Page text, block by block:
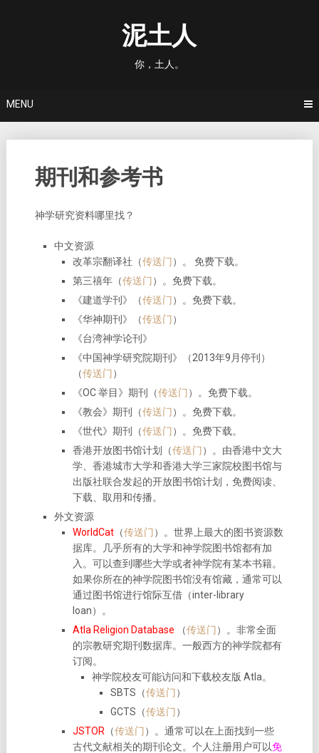
泥土人
你，土人。
MENU
期刊和参考书
神学研究资料哪里找？
中文资源
改革宗翻译社（传送门）。 免费下载。
第三禧年（传送门）。免费下载。
《建道学刊》（传送门）。免费下载。
《华神期刊》（传送门）
《台湾神学论刊》
《中国神学研究院期刊》（2013年9月停刊）
（传送门）
《OC 举目》期刊（传送门）。免费下载。
《教会》期刊（传送门）。免费下载。
《世代》期刊（传送门）。免费下载。
香港开放图书馆计划（传送门）。由香港中文大
学、香港城市大学和香港大学三家院校图书馆与
出版社联合发起的开放图书馆计划，免费阅读、
下载、取用和传播。
外文资源
WorldCat （传送门）。世界上最大的图书资源数
据库。几乎所有的大学和神学院图书馆都有加
入。可以查到哪些大学或者神学院有某本书籍。
如果你所在的神学院图书馆没有馆藏，通常可以
通过图书馆进行馆际互借（inter-library
loan）。
Atla Religion Database （传送门）。非常全面
的宗教研究期刊数据库。一般西方的神学院都有
订阅。
神学院校友可能访问和下载校友版 Atla。
SBTS（传送门）
GCTS（传送门）
JSTOR （传送门）。通常可以在上面找到一些
古代文献相关的期刊论文。个人注册用户可以免